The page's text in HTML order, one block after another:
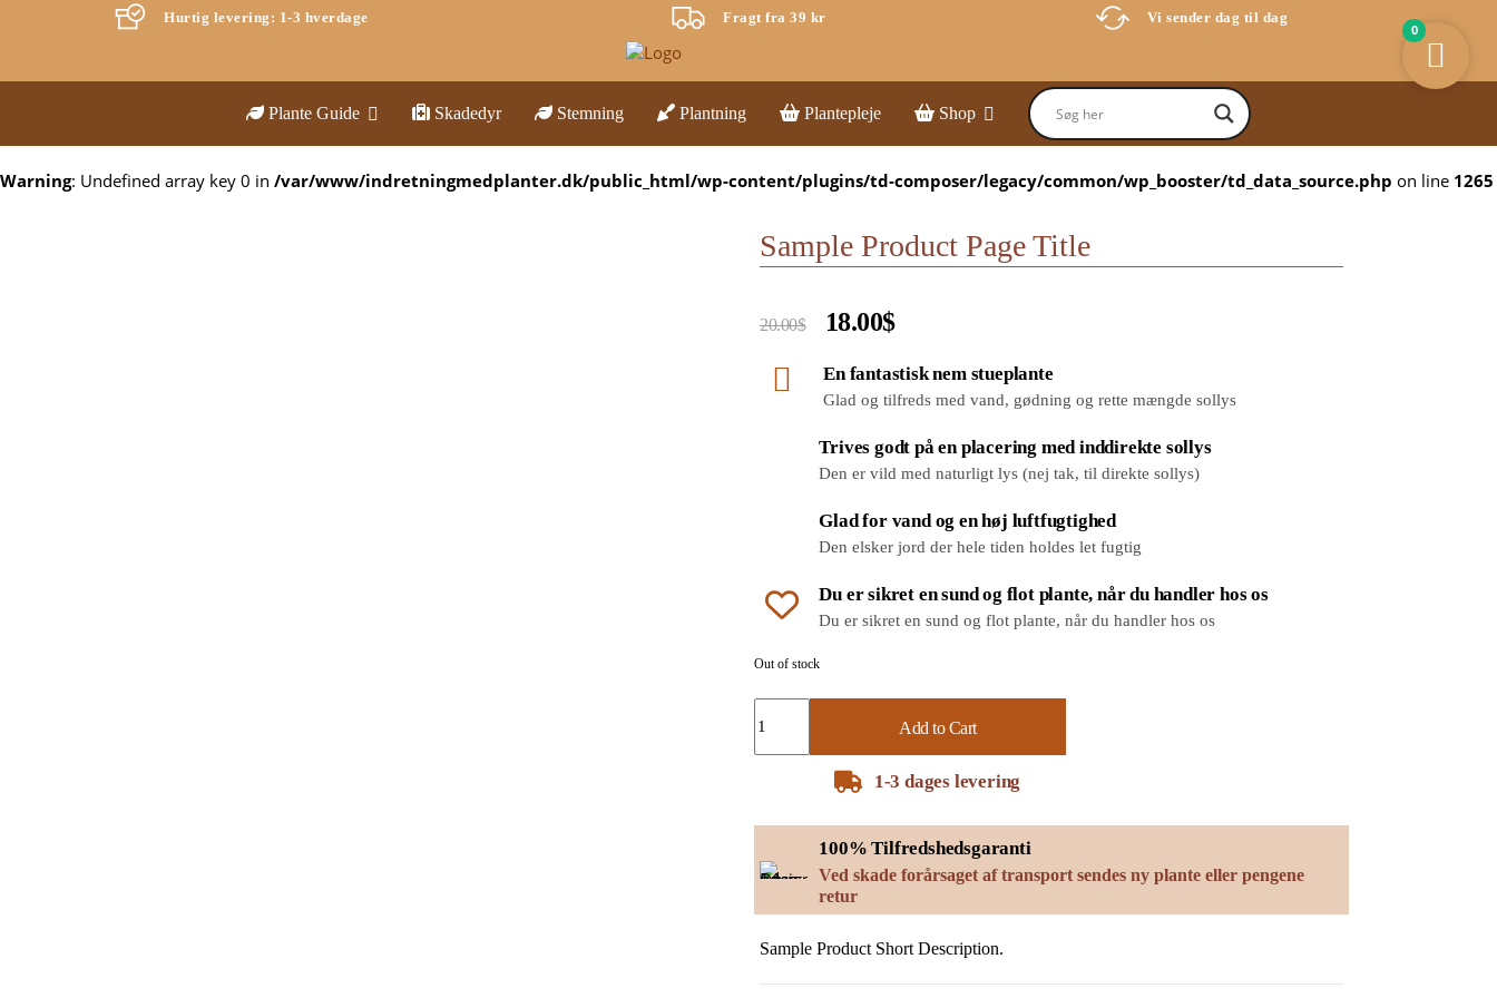
Hurtig levering: 1-3 hverdage Fragt fra 39 kr Vi sender dag til dag
Plante Guide Skadedyr Stemning Plantning Plantepleje Shop
Warning: Undefined array key 0 in /var/www/indretningmedplanter.dk/public_html/wp-content/plugins/td-composer/legacy/common/wp_booster/td_data_source.php on line 1265
Sample Product Page Title
20.00$ 18.00$
En fantastisk nem stueplante
Glad og tilfreds med vand, gødning og rette mængde sollys
Trives godt på en placering med inddirekte sollys
Den er vild med naturligt lys (nej tak, til direkte sollys)
Glad for vand og en høj luftfugtighed
Den elsker jord der hele tiden holdes let fugtig
Du er sikret en sund og flot plante, når du handler hos os
Du er sikret en sund og flot plante, når du handler hos os
Out of stock
Add to Cart
1-3 dages levering
100% Tilfredshedsgaranti
Ved skade forårsaget af transport sendes ny plante eller pengene
retur
Sample Product Short Description.
0